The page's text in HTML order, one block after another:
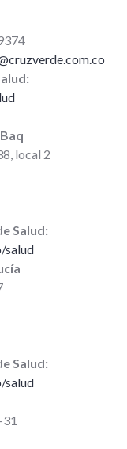
local 2
Salud:
salud
Salud:
salud